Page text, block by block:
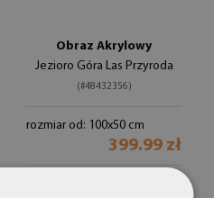
Obraz Akrylowy
Jezioro Góra Las Przyroda
(#48432356)
rozmiar od: 100x50 cm
399.99 zł